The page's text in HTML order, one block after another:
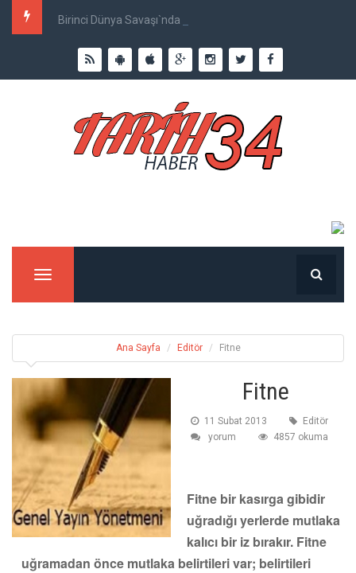
Birinci Dünya Savaşı`nda Ne Kadar İnsan Öldü?
Menu
Ana Sayfa Editör Fitne
Fitne
11 Subat 2013
Editör
yorum
4857 okuma
Fitne bir kasırga gibidir
uğradığı yerlerde mutlaka
kalıcı bir iz bırakır. Fitne
uğramadan önce mutlaka belirtileri var; belirtileri